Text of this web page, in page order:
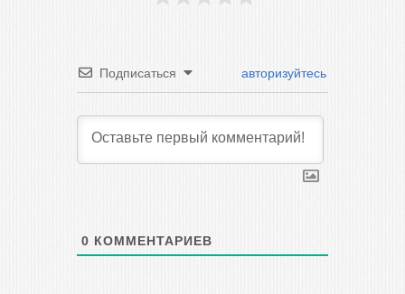
Подписаться авторизуйтесь
0 КОММЕНТАРИЕВ